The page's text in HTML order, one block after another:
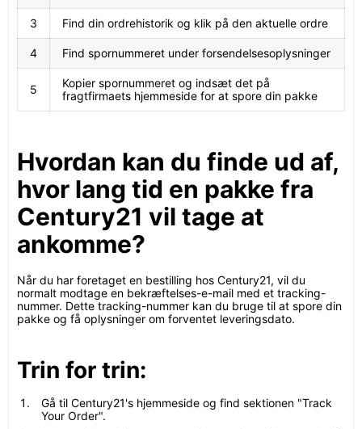
3 Find din ordrehistorik og klik på den aktuelle ordre
4 Find spornummeret under forsendelsesoplysninger
5
Kopier spornummeret og indsæt det på
fragtfirmaets hjemmeside for at spore din pakke
Hvordan kan du finde ud af,
hvor lang tid en pakke fra
Century21 vil tage at
ankomme?
Når du har foretaget en bestilling hos Century21, vil du
normalt modtage en bekræftelses-e-mail med et tracking-
nummer. Dette tracking-nummer kan du bruge til at spore din
pakke og få oplysninger om forventet leveringsdato.
Trin for trin:
Gå til Century21's hjemmeside og find sektionen "Track
Your Order".